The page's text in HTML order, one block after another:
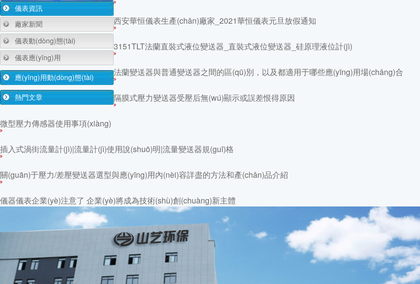
儀表資訊
廠家新聞
儀表動(dòng)態(tài)
儀表應(yīng)用
應(yīng)用動(dòng)態(tài)
熱門文章
西安華恒儀表生產(chǎn)廠家_2021華恒儀表元旦放假通知
3151TLT法蘭直裝式液位變送器_直裝式液位變送器_硅原理液位計(jì)
法蘭變送器與普通變送器之間的區(qū)別，以及都適用于哪些應(yīng)用場(chǎng)合
隔膜式壓力變送器受壓后無(wú)顯示或誤差恨得原因
微型壓力傳感器使用事項(xiàng)
插入式渦街流量計(jì)|流量計(jì)使用說(shuō)明|流量變送器規(guī)格
關(guān)于壓力/差壓變送器選型與應(yīng)用內(nèi)容詳盡的方法和產(chǎn)品介紹
儀器儀表企業(yè)注意了 企業(yè)將成為技術(shù)創(chuàng)新主體